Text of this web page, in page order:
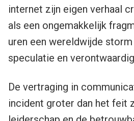
internet zijn eigen verhaal
als een ongemakkelijk
uren een wereldwijde
speculatie en
De vertraging in
incident groter dan het feit